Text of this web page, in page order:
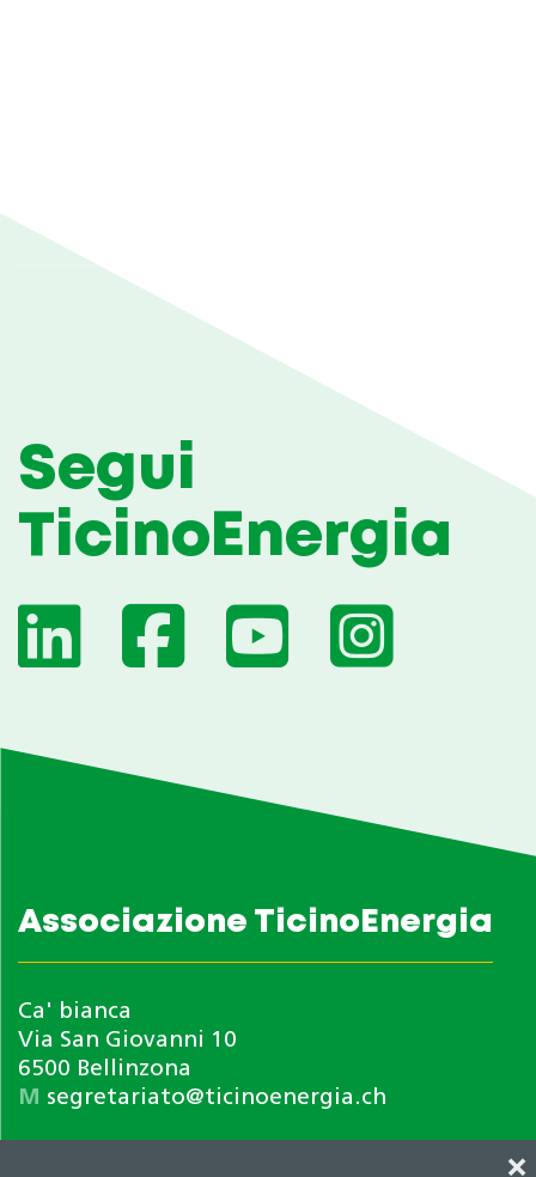
❌
Segui
TicinoEnergia
Associazione TicinoEnergia
Ca' bianca
Via San Giovanni 10
6500 Bellinzona
M segretariato@ticinoenergia.ch